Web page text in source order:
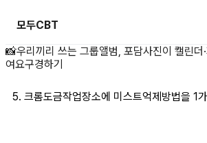
모두CBT
5. 크롬도금작업장소에
📸우리끼리 쓰는 그룹앨범, 포담사진이 캘린더
여요구경하기
5. 크롬도금작업장소에 미스트억제방법을 1